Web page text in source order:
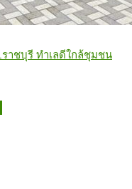
าชบุรี ทำเลดีใกล้ชุมชน